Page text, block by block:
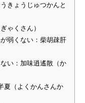
きょうじゅつかんと
ゃくさん）
弱くない：柴胡疎肝
い：加味逍遙散（か
夏（よくかんさんか